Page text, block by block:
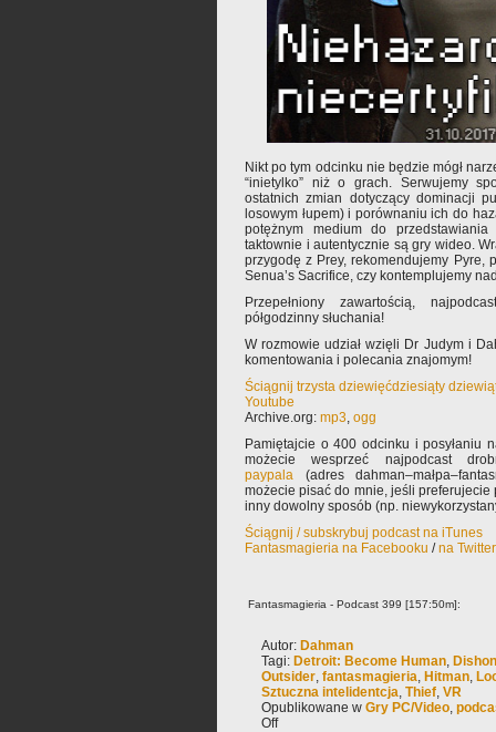
Nikt po tym odcinku nie będzie mógł
“inietylko” niż o grach. Serwujemy
ostatnich zmian dotyczący dominacji
losowym łupem) i porównaniu ich do
potężnym medium do przedstawiania
taktownie i autentycznie są gry wideo.
przygodę z Prey, rekomendujemy Pyre,
Senua’s Sacrifice, czy kontemplujemy
Przepełniony zawartością,
półgodzinny słuchania!
W rozmowie udział wzięli Dr Judym i
komentowania i polecania znajomym!
Ściągnij trzysta dziewięćdziesiąty
Youtube
Archive.org: mp3, ogg
Pamiętajcie o 400 odcinku i posyłaniu
możecie wesprzeć najpodcast
paypala (adres
możecie pisać do mnie, jeśli
inny dowolny sposób (np.
Ściągnij / subskrybuj podcast na iTunes
Fantasmagieria na Facebooku /na
Fantasmagieria - Podcast 399 [157:50m]:
Autor: Dahman
Tagi: Detroit: Become Human,
Outsider, fantasmagieria, Hitman,
Sztuczna intelidentcja, Thief, VR
Opublikowane w Gry PC/Video,
Off